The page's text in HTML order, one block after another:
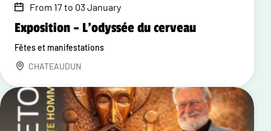
From 17 to 03 January
Exposition – L'odyssée du cerveau
Fêtes et manifestations
CHATEAUDUN